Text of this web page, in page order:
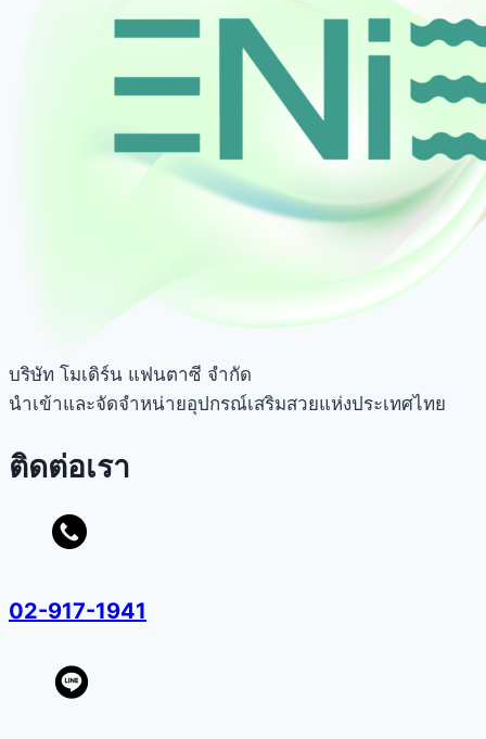
บริษัท โมเดิร์น แฟนตาซี จำกัด
นำเข้าและจัดจำหน่ายอุปกรณ์เสริมสวยแห่งประเทศไทย
ติดต่อเรา
02-917-1941